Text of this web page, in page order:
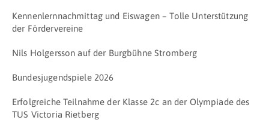
Kennenlernnachmittag und Eiswagen – Tolle Unterstützung
der Fördervereine
Nils Holgersson auf der Burgbühne Stromberg
Bundesjugendspiele 2026
Erfolgreiche Teilnahme der Klasse 2c an der Olympiade des
TUS Victoria Rietberg